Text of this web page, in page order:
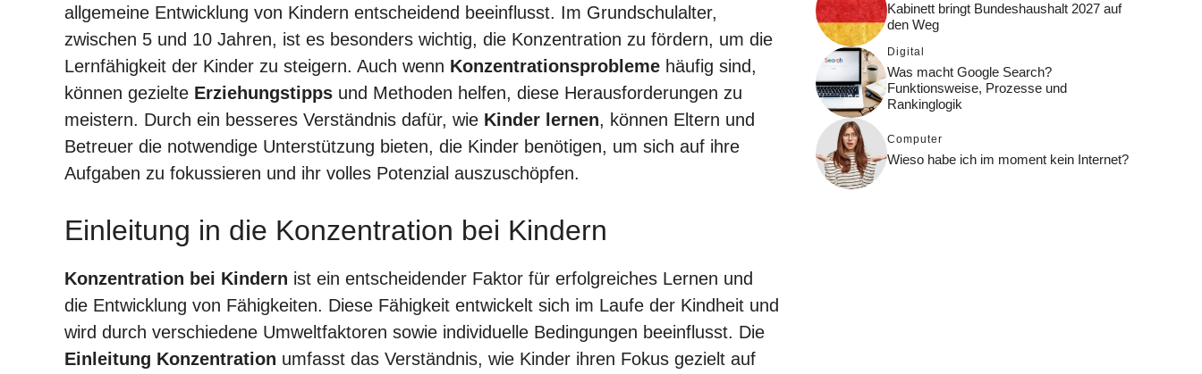
allgemeine Entwicklung von Kindern entscheidend beeinflusst. Im Grundschulalter,
zwischen 5 und 10 Jahren, ist es besonders wichtig, die Konzentration zu fördern, um die
Lernfähigkeit der Kinder zu steigern. Auch wenn Konzentrationsprobleme häufig sind,
können gezielte Erziehungstipps und Methoden helfen, diese Herausforderungen zu
meistern. Durch ein besseres Verständnis dafür, wie Kinder lernen, können Eltern und
Betreuer die notwendige Unterstützung bieten, die Kinder benötigen, um sich auf ihre
Aufgaben zu fokussieren und ihr volles Potenzial auszuschöpfen.
Einleitung in die Konzentration bei Kindern
Konzentration bei Kindern ist ein entscheidender Faktor für erfolgreiches Lernen und
die Entwicklung von Fähigkeiten. Diese Fähigkeit entwickelt sich im Laufe der Kindheit und
wird durch verschiedene Umweltfaktoren sowie individuelle Bedingungen beeinflusst. Die
Einleitung Konzentration umfasst das Verständnis, wie Kinder ihren Fokus gezielt auf
Kabinett bringt Bundeshaushalt 2027 auf
den Weg
Digital
Was macht Google Search?
Funktionsweise, Prozesse und
Rankinglogik
Computer
Wieso habe ich im moment kein Internet?